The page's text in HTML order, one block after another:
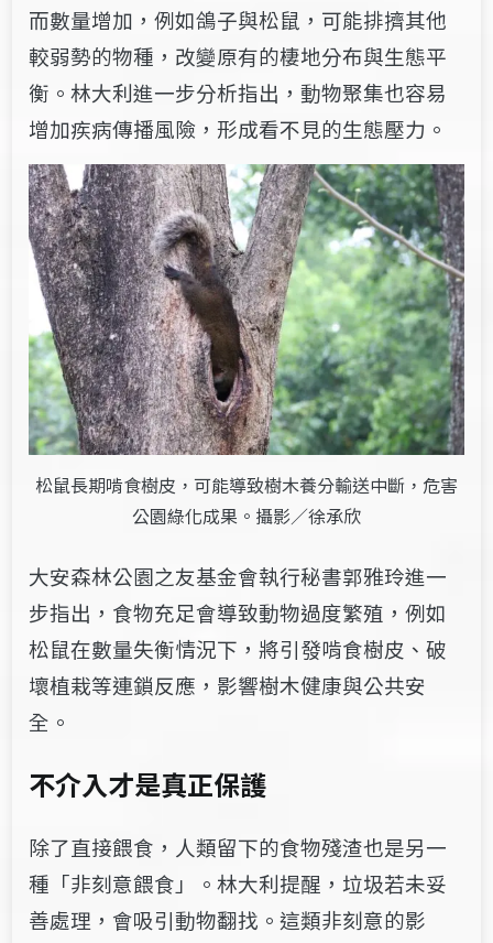
而數量增加，例如鴿子與松鼠，可能排擠其他
較弱勢的物種，改變原有的棲地分布與生態平
衡。林大利進一步分析指出，動物聚集也容易
增加疾病傳播風險，形成看不見的生態壓力。
松鼠長期啃食樹皮，可能導致樹木養分輸送中斷，危害
公園綠化成果。攝影／徐承欣
大安森林公園之友基金會執行秘書郭雅玲進一
步指出，食物充足會導致動物過度繁殖，例如
松鼠在數量失衡情況下，將引發啃食樹皮、破
壞植栽等連鎖反應，影響樹木健康與公共安
全。
不介入才是真正保護
除了直接餵食，人類留下的食物殘渣也是另一
種「非刻意餵食」。林大利提醒，垃圾若未妥
善處理，會吸引動物翻找。這類非刻意的影